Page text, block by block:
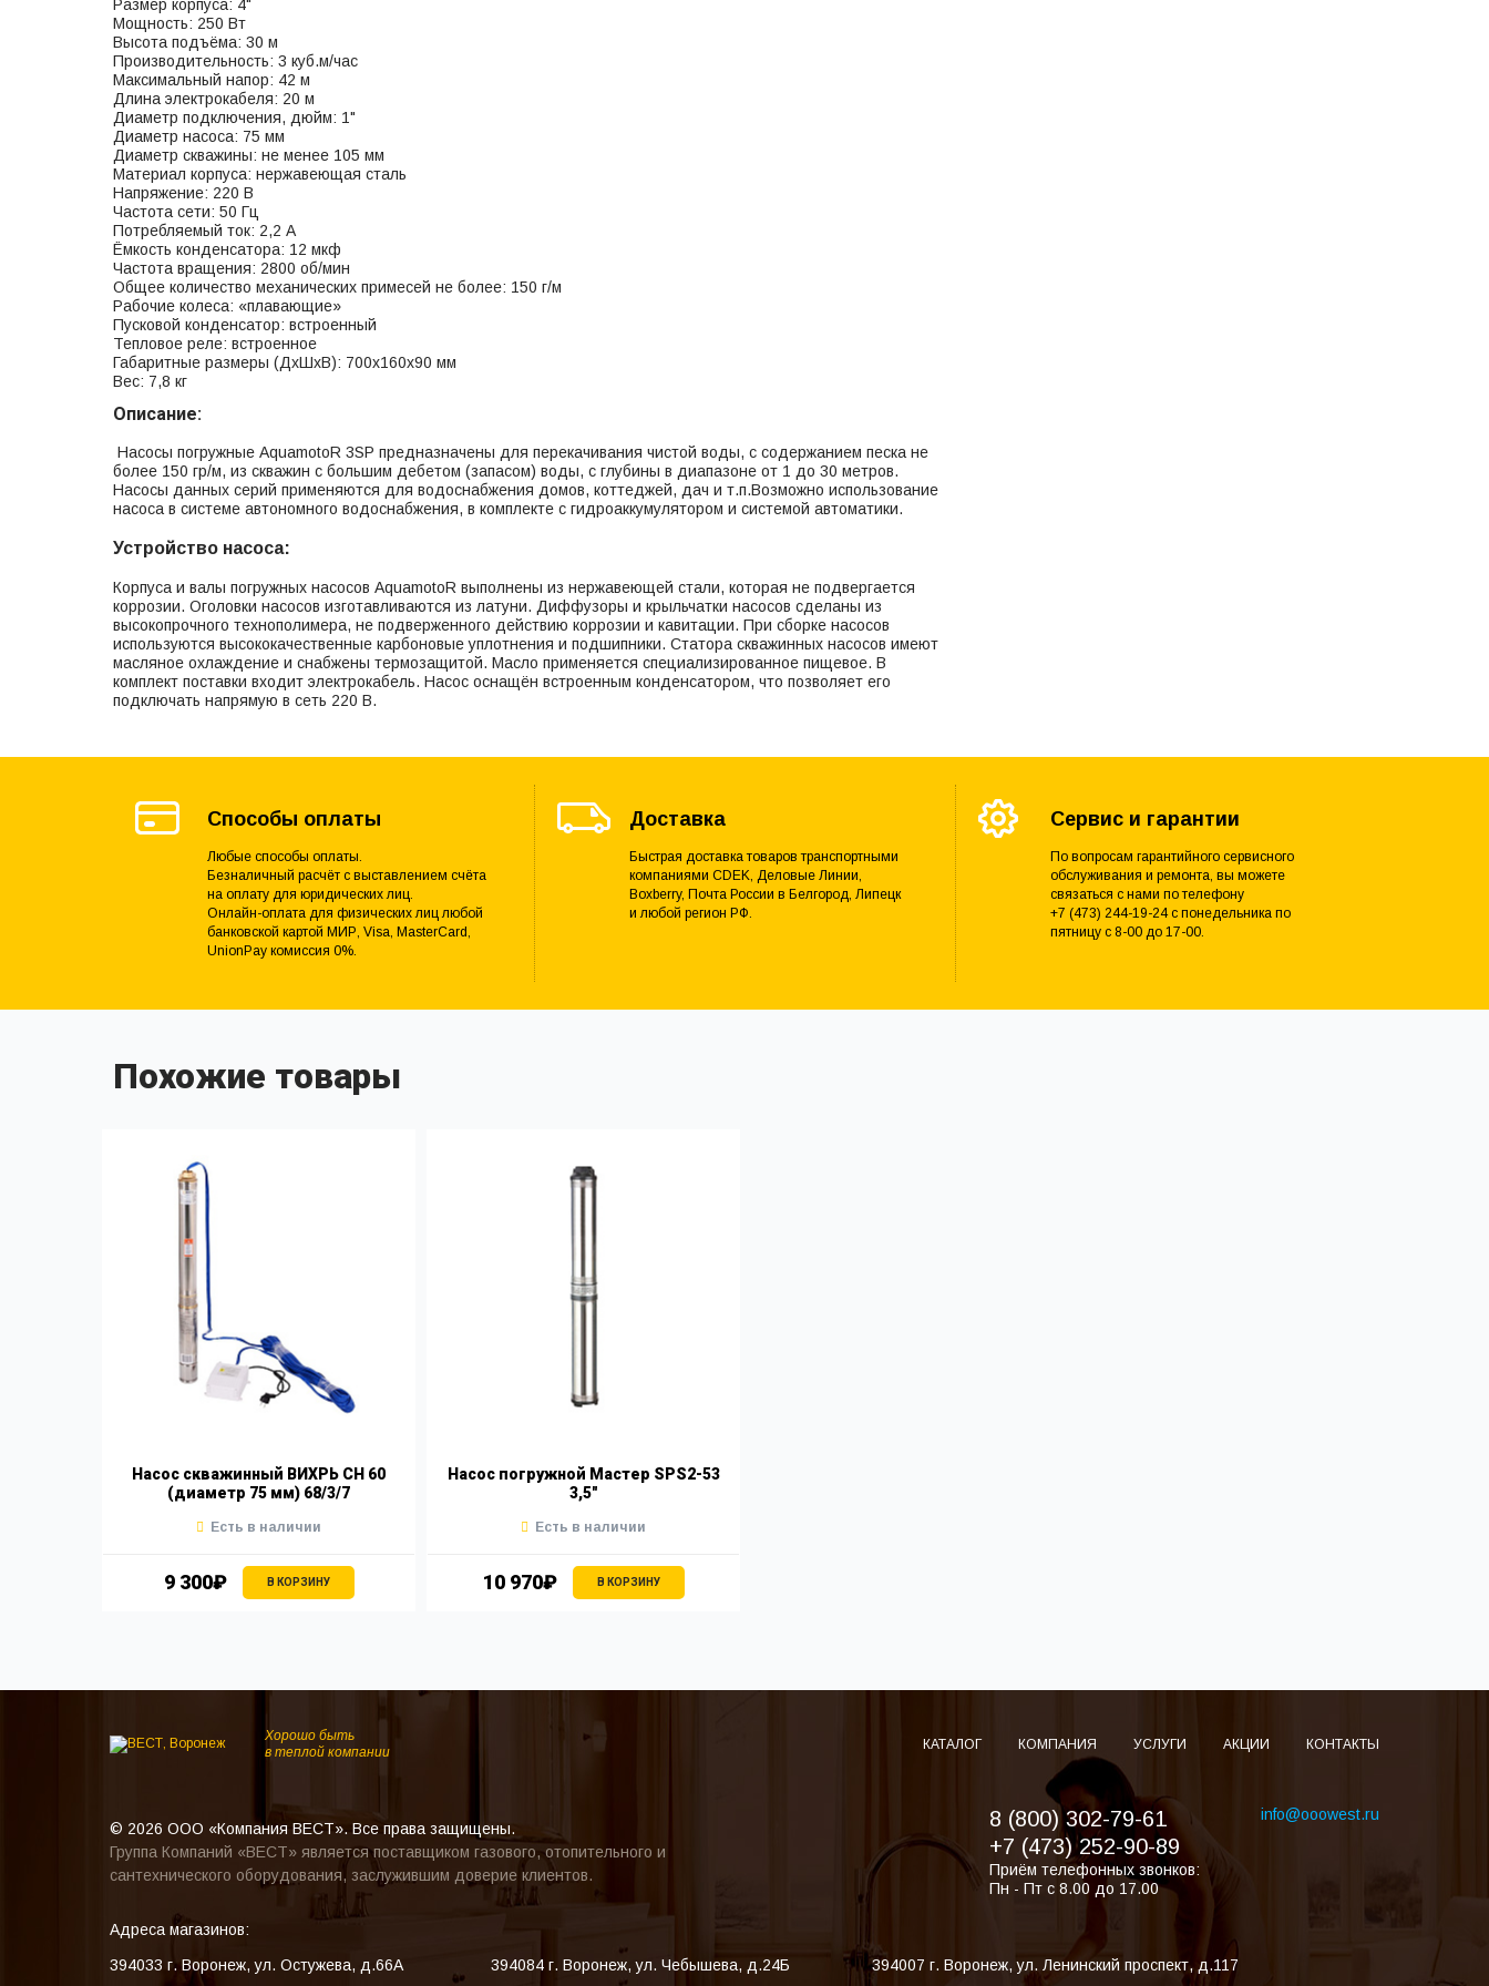
Размер корпуса: 4"
Мощность: 250 Вт
Высота подъёма: 30 м
Производительность: 3 куб.м/час
Максимальный напор: 42 м
Длина электрокабеля: 20 м
Диаметр подключения, дюйм: 1"
Диаметр насоса: 75 мм
Диаметр скважины: не менее 105 мм
Материал корпуса: нержавеющая сталь
Напряжение: 220 В
Частота сети: 50 Гц
Потребляемый ток: 2,2 А
Ёмкость конденсатора: 12 мкф
Частота вращения: 2800 об/мин
Общее количество механических примесей не более: 150 г/м
Рабочие колеса: «плавающие»
Пусковой конденсатор: встроенный
Тепловое реле: встроенное
Габаритные размеры (ДхШхВ): 700х160х90 мм
Вес: 7,8 кг
Описание:
Насосы погружные AquamotoR 3SP предназначены для перекачивания чистой воды, с содержанием песка не
более 150 гр/м, из скважин с большим дебетом (запасом) воды, с глубины в диапазоне от 1 до 30 метров.
Насосы данных серий применяются для водоснабжения домов, коттеджей, дач и т.п.Возможно использование
насоса в системе автономного водоснабжения, в комплекте с гидроаккумулятором и системой автоматики.
Устройство насоса:
Корпуса и валы погружных насосов AquamotoR выполнены из нержавеющей стали, которая не подвергается
коррозии. Оголовки насосов изготавливаются из латуни. Диффузоры и крыльчатки насосов сделаны из
высокопрочного технополимера, не подверженного действию коррозии и кавитации. При сборке насосов
используются высококачественные карбоновые уплотнения и подшипники. Статора скважинных насосов имеют
масляное охлаждение и снабжены термозащитой. Масло применяется специализированное пищевое. В
комплект поставки входит электрокабель. Насос оснащён встроенным конденсатором, что позволяет его
подключать напрямую в сеть 220 В.
Способы оплаты
Любые способы оплаты.
Безналичный расчёт с выставлением счёта
на оплату для юридических лиц.
Онлайн-оплата для физических лиц любой
банковской картой МИР, Visa, MasterCard,
UnionPay комиссия 0%.
Доставка
Быстрая доставка товаров транспортными
компаниями CDEK, Деловые Линии,
Boxberry, Почта России в Белгород, Липецк
и любой регион РФ.
Сервис и гарантии
По вопросам гарантийного сервисного
обслуживания и ремонта, вы можете
связаться с нами по телефону
+7 (473) 244-19-24 с понедельника по
пятницу с 8-00 до 17-00.
Похожие товары
Насос скважинный ВИХРЬ СН 60
(диаметр 75 мм) 68/3/7
9 300₽ В КОРЗИНУ
Есть в наличии
Насос погружной Мастер SPS2-53
3,5"
10 970₽ В КОРЗИНУ
Есть в наличии
Хорошо быть
в теплой компании
КАТАЛОГ КОМПАНИЯ УСЛУГИ АКЦИИ КОНТАКТЫ
© 2026 ООО «Компания ВЕСТ». Все права защищены.
Группа Компаний «ВЕСТ» является поставщиком газового, отопительного и
сантехнического оборудования, заслужившим доверие клиентов.
8 (800) 302-79-61
+7 (473) 252-90-89
Приём телефонных звонков:
Пн - Пт с 8.00 до 17.00
info@ooowest.ru
Адреса магазинов:
394033 г. Воронеж,ул. Остужева, д.66А 394084 г. Воронеж,ул. Чебышева, д.24Б 394007 г. Воронеж,ул. Ленинский проспект, д.117